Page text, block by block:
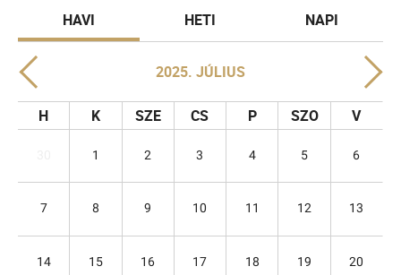
HAVI HETI NAPI
2025. JÚLIUS
H K SZE CS P SZO V
1 2 3 4 5 6
7 8 9 10 11 12 13
14 15 16 17 18 19 20